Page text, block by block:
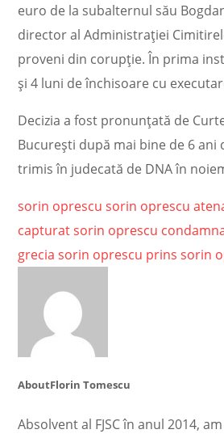
euro de la subalternul său
director al Administraţiei
proveni din corupţie. În prima
şi 4 luni de închisoare cu
Decizia a fost pronunțată de
București după mai bine de 6 ani
trimis în judecată de DNA în
sorin oprescu sorin oprescu
capturat sorin oprescu
grecia sorin oprescu prins sorin
AboutFlorin Tomescu
Absolvent al FJSC în anul 2014,